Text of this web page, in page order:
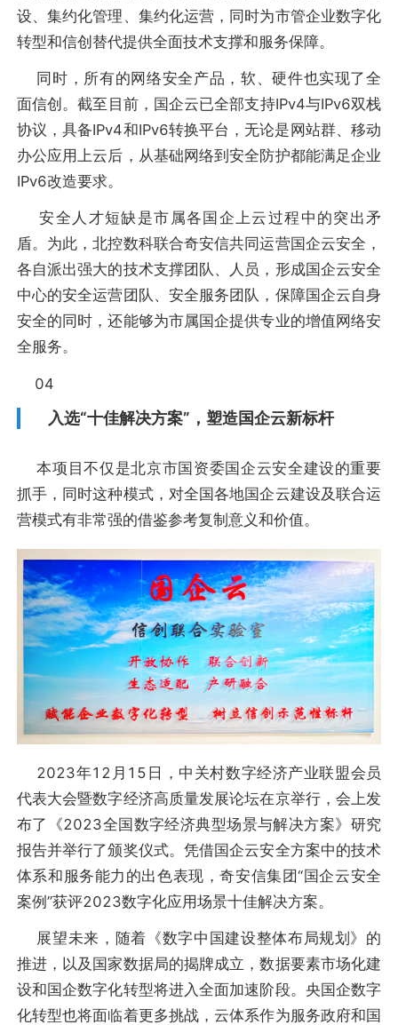
设、集约化管理、集约化运营，同时为市管企业数字化
转型和信创替代提供全面技术支撑和服务保障。
同时，所有的网络安全产品，软、硬件也实现了全
面信创。截至目前，国企云已全部支持IPv4与IPv6双栈
协议，具备IPv4和IPv6转换平台，无论是网站群、移动
办公应用上云后，从基础网络到安全防护都能满足企业
IPv6改造要求。
安全人才短缺是市属各国企上云过程中的突出矛
盾。为此，北控数科联合奇安信共同运营国企云安全，
各自派出强大的技术支撑团队、人员，形成国企云安全
中心的安全运营团队、安全服务团队，保障国企云自身
安全的同时，还能够为市属国企提供专业的增值网络安
全服务。
04
入选“十佳解决方案”，塑造国企云新标杆
本项目不仅是北京市国资委国企云安全建设的重要
抓手，同时这种模式，对全国各地国企云建设及联合运
营模式有非常强的借鉴参考复制意义和价值。
2023年12月15日，中关村数字经济产业联盟会员
代表大会暨数字经济高质量发展论坛在京举行，会上发
布了《2023全国数字经济典型场景与解决方案》研究
报告并举行了颁奖仪式。凭借国企云安全方案中的技术
体系和服务能力的出色表现，奇安信集团“国企云安全
案例”获评2023数字化应用场景十佳解决方案。
展望未来，随着《数字中国建设整体布局规划》的
推进，以及国家数据局的揭牌成立，数据要素市场化建
设和国企数字化转型将进入全面加速阶段。央国企数字
化转型也将面临着更多挑战，云体系作为服务政府和国